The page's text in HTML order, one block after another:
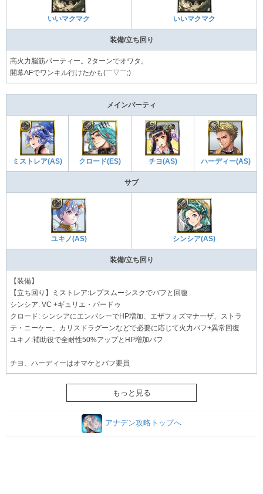
いいマクマク いいマクマク
装備/立ち回り
高火力脳筋パーティー。2ターンでオワタ。
開幕AFでワンキル行けたかも(￣▽￣;)
メインパーティ
ミストレア(AS) クロード(ES) チヨ(AS) ハーディー(AS)
サブ
ユキノ(AS) シンシア(AS)
装備/立ち回り
【装備】
【立ち回り】ミストレア:レプスムーシスクでバフと回復
シンシア: VC +ギュリエ・パードゥ
クロード: シンシアにエンパシーでHP増加、エザフォズマナーザ、ストラ
テ・ニーケー、カリスドラグーンなどで必要に応じて火力バフ+異常回復
ユキノ:補助役で全耐性50%アップとHP増加バフ
チヨ、ハーディーはオマケとバフ要員
もっと見る
アナデン攻略トップへ